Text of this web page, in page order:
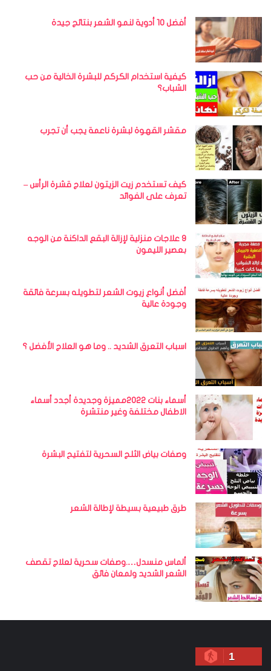
أفضل 10 أدوية لنمو الشعر بنتائج جيدة
كيفية استخدام الكركم للبشرة الخالية من حب
الشباب؟
مقشر القهوة لبشرة ناعمة يجب أن تجرب
كيف تستخدم زيت الزيتون لعلاج قشرة الرأس –
تعرف على الفوائد
9 علاجات منزلية لإزالة البقع الداكنة من الوجه
بعصير الليمون
أفضل أنواع زيوت الشعر لتطويله بسرعة فائقة
وجودة عالية
اسباب التعرق الشديد .. وما هو العلاج الأفضل ؟
أسماء بنات 2022مميزة وجديدة أجدد أسماء
الاطفال مختلفة وغير منتشرة
وصفات بياض الثلج السحرية لتفتيح البشرة
طرق طبيعية بسيطة لإطالة الشعر
ألماس منسدل….وصفات سحرية لعلاج تقصف
الشعر الشديد ولمعان فائق
1